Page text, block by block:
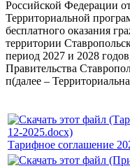
Российской Федерации
Территориальной
бесплатного оказания
территории
период 2027 и 2028
Правительства
п(далее –
Тарифное соглашение